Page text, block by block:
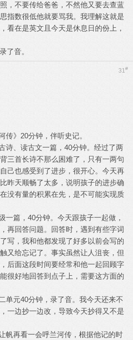
，不要传给爸爸，不然他又要去查蓝
指数很低他就要骂我。我理解这就是
看在是英文且今天是休息日的份上，
音。
31#
传》20分钟，伴听史记。
诗、读古文一篇，40分钟。经过了两
三首长诗不那么困难了，只有一两句
己也感受到了进步，很开心。今天再
昨天顺畅了太多，说明孩子的进步确
没有量的积累在先，是不可能实现质
一篇，40分钟。今天跟孩子一起做，
再回答问题。回答时，遇到有些字词
写，我和他都发现了好多以前会写的
又给忘记了。事实虽然让人沮丧，但
后面这段时间要经常和他一起回顾字
很好地回答到点子上，需要这方面的
单元40分钟，录了音。我今天还来不
一边抄一边改，导致今天抄得又不是
帆再看一会呼兰河传，根据他记的时